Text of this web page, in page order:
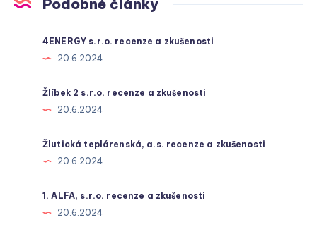
Podobné články
4ENERGY s.r.o. recenze a zkušenosti
20.6.2024
Žlíbek 2 s.r.o. recenze a zkušenosti
20.6.2024
Žlutická teplárenská, a.s. recenze a zkušenosti
20.6.2024
1. ALFA, s.r.o. recenze a zkušenosti
20.6.2024